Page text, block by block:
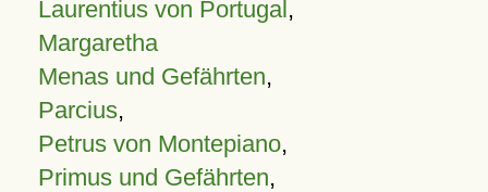
Laurentius von Portugal,
Margaretha
Menas und Gefährten,
Parcius,
Petrus von Montepiano,
Primus und Gefährten,